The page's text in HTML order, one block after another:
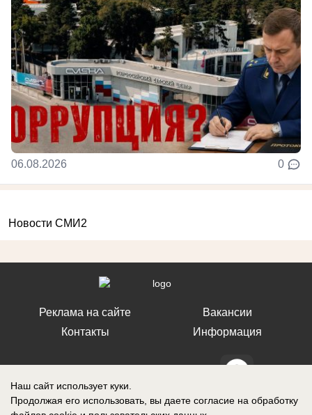
06.08.2026 0
Новости СМИ2
Реклама на сайте
Контакты
Вакансии
Информация
СМИ Блокнот Ставрополь зарегистрировано Федеральной службой по
Наш сайт использует куки.
Продолжая его использовать, вы даете согласие на обработку